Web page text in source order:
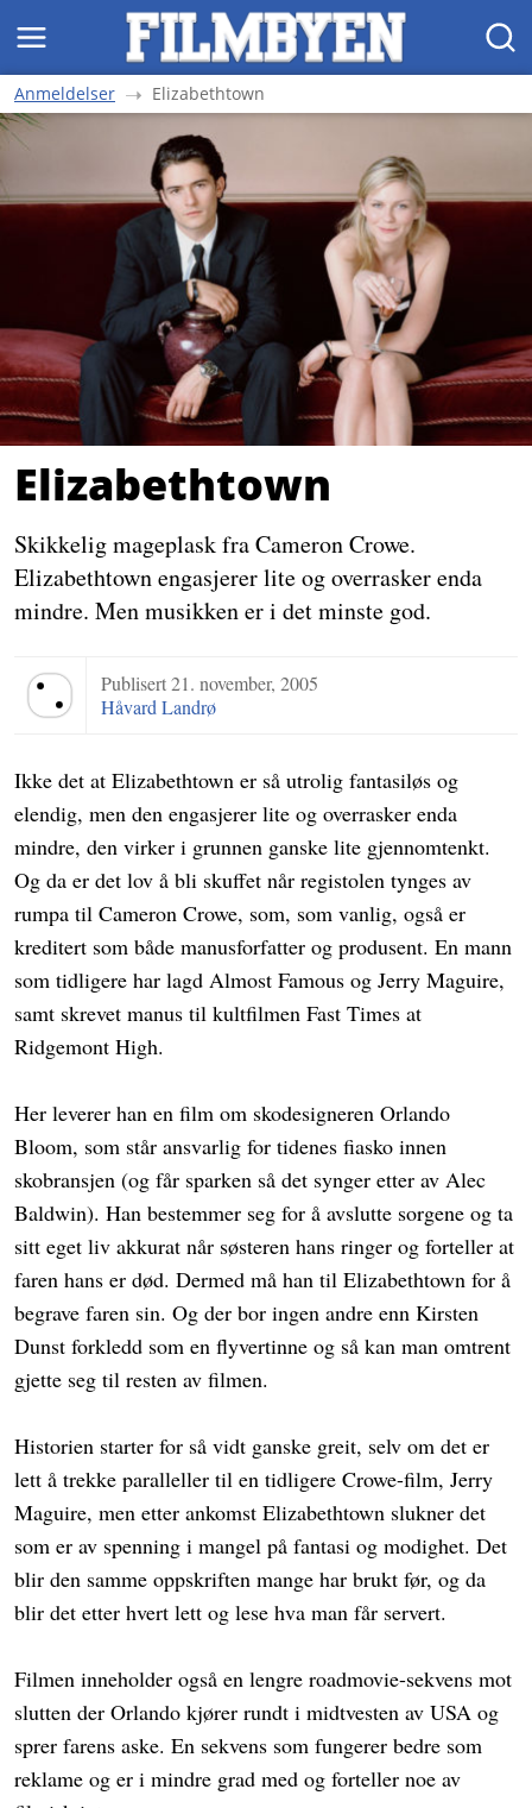
MENY SØK
Anmeldelser Elizabethtown
Elizabethtown
Skikkelig mageplask fra Cameron Crowe.
Elizabethtown engasjerer lite og overrasker enda
mindre. Men musikken er i det minste god.
Terningkast 2Publisert21. november, 2005
Håvard Landrø
Ikke det at Elizabethtown er så utrolig fantasiløs og
elendig, men den engasjerer lite og overrasker enda
mindre, den virker i grunnen ganske lite gjennomtenkt.
Og da er det lov å bli skuffet når registolen tynges av
rumpa til Cameron Crowe, som, som vanlig, også er
kreditert som både manusforfatter og produsent. En mann
som tidligere har lagd Almost Famous og Jerry Maguire,
samt skrevet manus til kultfilmen Fast Times at
Ridgemont High.
Her leverer han en film om skodesigneren Orlando
Bloom, som står ansvarlig for tidenes fiasko innen
skobransjen (og får sparken så det synger etter av Alec
Baldwin). Han bestemmer seg for å avslutte sorgene og ta
sitt eget liv akkurat når søsteren hans ringer og forteller at
faren hans er død. Dermed må han til Elizabethtown for å
begrave faren sin. Og der bor ingen andre enn Kirsten
Dunst forkledd som en flyvertinne og så kan man omtrent
gjette seg til resten av filmen.
Historien starter for så vidt ganske greit, selv om det er
lett å trekke paralleller til en tidligere Crowe-film, Jerry
Maguire, men etter ankomst Elizabethtown slukner det
som er av spenning i mangel på fantasi og modighet. Det
blir den samme oppskriften mange har brukt før, og da
blir det etter hvert lett og lese hva man får servert.
Filmen inneholder også en lengre roadmovie-sekvens mot
slutten der Orlando kjører rundt i midtvesten av USA og
sprer farens aske. En sekvens som fungerer bedre som
reklame og er i mindre grad med og forteller noe av